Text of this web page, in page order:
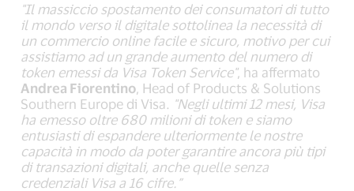
"Il massiccio spostamento dei consumatori di tutto
il mondo verso il digitale sottolinea la necessità di
un commercio online facile e sicuro, motivo per cui
assistiamo ad un grande aumento del numero di
token emessi da Visa Token Service", ha affermato
Andrea Fiorentino, Head of Products & Solutions
Southern Europe di Visa. "Negli ultimi 12 mesi, Visa
ha emesso oltre 680 milioni di token e siamo
entusiasti di espandere ulteriormente le nostre
capacità in modo da poter garantire ancora più tipi
di transazioni digitali, anche quelle senza
credenziali Visa a 16 cifre.”